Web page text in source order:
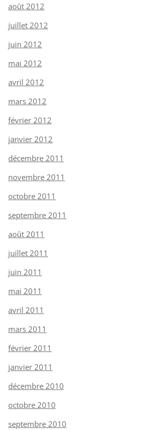
août 2012
juillet 2012
juin 2012
mai 2012
avril 2012
mars 2012
février 2012
janvier 2012
décembre 2011
novembre 2011
octobre 2011
septembre 2011
août 2011
juillet 2011
juin 2011
mai 2011
avril 2011
mars 2011
février 2011
janvier 2011
décembre 2010
octobre 2010
septembre 2010